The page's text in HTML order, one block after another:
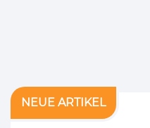
NEUE ARTIKEL